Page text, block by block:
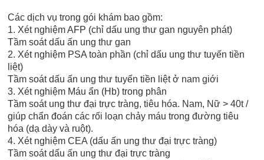
Các dịch vụ trong gói khám bao gồm:
1. Xét nghiệm AFP (chỉ dấu ung thư gan nguyên phát)
Tầm soát dấu ấn ung thư gan
2. Xét nghiệm PSA toàn phần (chỉ dấu ung thư tuyến tiền
liệt)
Tầm soát dấu ấn ung thư tuyến tiền liệt ở nam giới
3. Xét nghiệm Máu ẩn (Hb) trong phân
Tầm soát ung thư đại trực tràng, tiêu hóa. Nam, Nữ > 40t /
giúp chẩn đoán các rối loạn chảy máu trong đường tiêu
hóa (dạ dày và ruột).
4. Xét nghiệm CEA (dấu ấn ung thư đại trực tràng)
Tầm soát dấu ấn ung thư đại trực tràng